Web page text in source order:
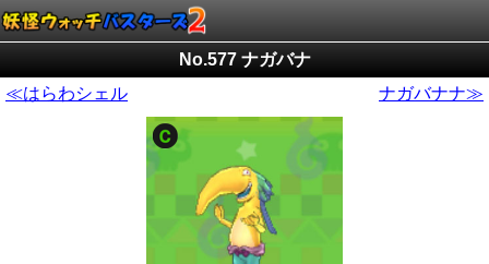
No.577 ナガバナ
≪はらわシェル
ナガバナナ≫